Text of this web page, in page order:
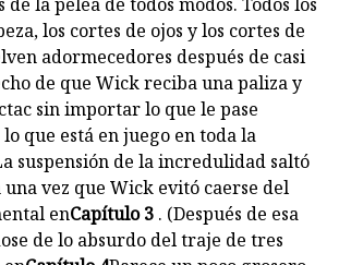
los cortes de ojos y los cortes de
adormecedores después de casi
de que Wick reciba una paliza y
sin importar lo que le pase
que está en juego en toda la
suspensión de la incredulidad saltó
vez que Wick evitó caerse del
enCapítulo 3 . (Después de esa
de lo absurdo del traje de tres